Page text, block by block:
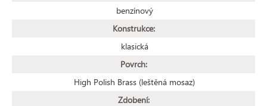
benzínový
Konstrukce:
klasická
Povrch:
High Polish Brass (leštěná mosaz)
Zdobení: